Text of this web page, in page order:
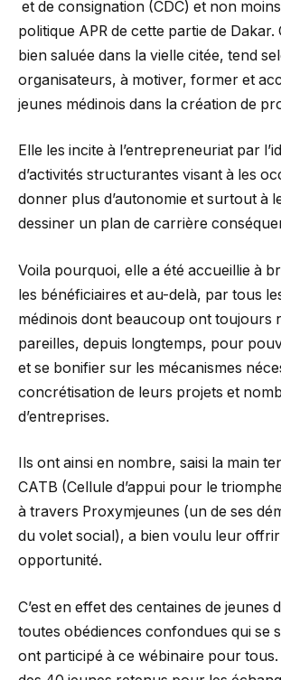
et de consignation (CDC) et non
politique APR de cette partie de Dakar.
bien saluée dans la vielle citée, tend
organisateurs, à motiver, former et
jeunes médinois dans la création de
Elle les incite à l’entrepreneuriat par
d’activités structurantes visant à les
donner plus d’autonomie et surtout à
dessiner un plan de carrière
Voila pourquoi, elle a été accueillie à
les bénéficiaires et au-delà, par tous
médinois dont beaucoup ont toujours
pareilles, depuis longtemps, pour
et se bonifier sur les mécanismes
concrétisation de leurs projets et
d’entreprises.
Ils ont ainsi en nombre, saisi la main
CATB (Cellule d’appui pour le
à travers Proxymjeunes (un de ses
du volet social), a bien voulu leur
opportunité.
C’est en effet des centaines de jeunes
toutes obédiences confondues qui se
ont participé à ce wébinaire pour